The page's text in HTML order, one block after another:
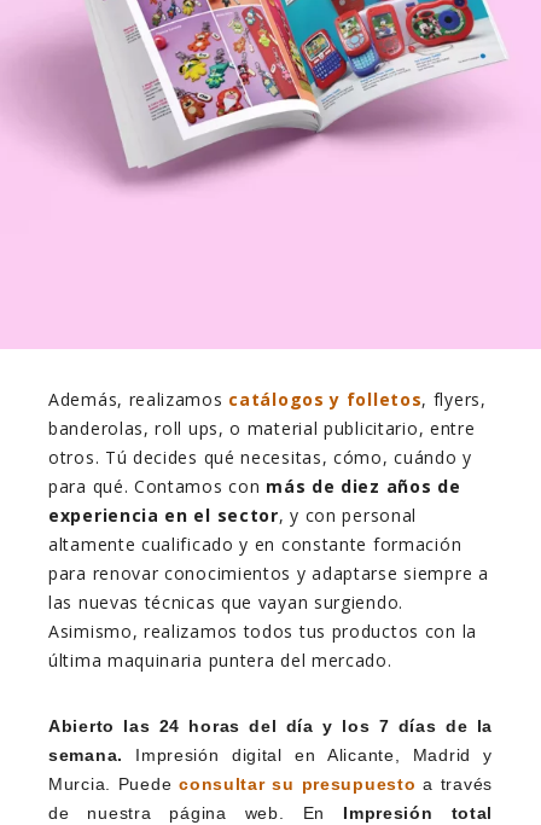
Además, realizamos catálogos y folletos, flyers,
banderolas, roll ups, o material publicitario, entre
otros. Tú decides qué necesitas, cómo, cuándo y
para qué. Contamos con más de diez años de
experiencia en el sector, y con personal
altamente cualificado y en constante formación
para renovar conocimientos y adaptarse siempre a
las nuevas técnicas que vayan surgiendo.
Asimismo, realizamos todos tus productos con la
última maquinaria puntera del mercado.
Abierto las 24 horas del día y los 7 días de la
semana.
Impresión digital en Alicante, Madrid y
Murcia. Puedeconsultar su presupuesto a través
de nuestra página web. En Impresión total